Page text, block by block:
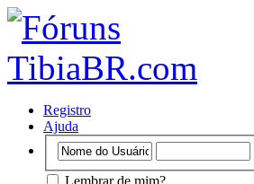
Registro
Ajuda
Lembrar de mim?